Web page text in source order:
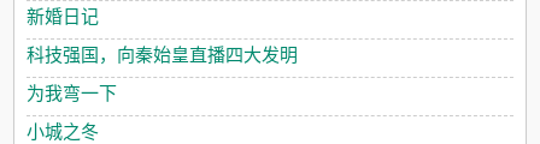
新婚日记
科技强国，向秦始皇直播四大发明
为我弯一下
小城之冬